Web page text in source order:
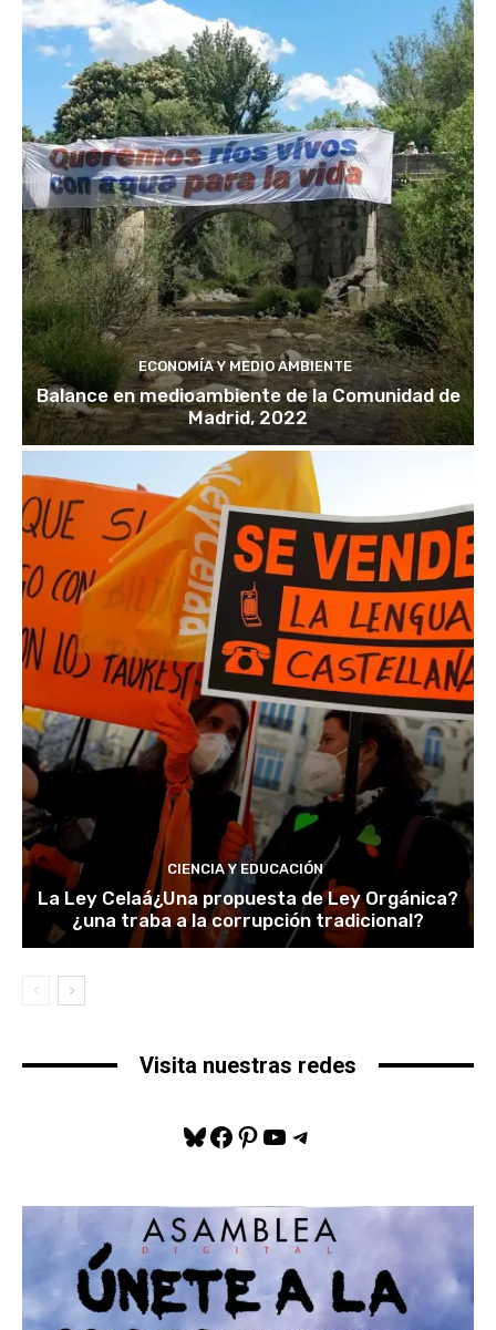
ECONOMÍA Y MEDIO AMBIENTE
Balance en medioambiente de la Comunidad de
Madrid, 2022
CIENCIA Y EDUCACIÓN
La Ley Celaá¿Una propuesta de Ley Orgánica?
¿una traba a la corrupción tradicional?
Visita nuestras redes
Bluesky
Facebook
Pinterest
YouTube
Telegram